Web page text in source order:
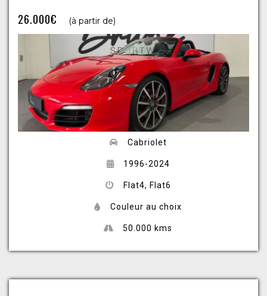
26.000€ (à partir de)
Cabriolet
1996-2024
Flat4, Flat6
Couleur au choix
50.000 kms